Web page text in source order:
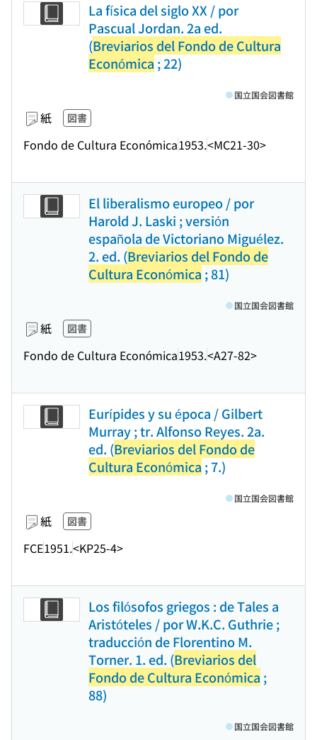
La física del siglo XX / por
Pascual Jordan. 2a ed.
(Breviarios del Fondo de Cultura
Económica ; 22)
紙 図書
Fondo de Cultura Económica1953.<MC21-30>
国立国会図書館
El liberalismo europeo / por
Harold J. Laski ; versión
española de Victoriano Miguélez.
2. ed. (Breviarios del Fondo de
Cultura Económica ; 81)
紙 図書
Fondo de Cultura Económica1953.<A27-82>
国立国会図書館
Eurípides y su época / Gilbert
Murray ; tr. Alfonso Reyes. 2a.
ed. (Breviarios del Fondo de
Cultura Económica ; 7.)
紙 図書
FCE1951.<KP25-4>
国立国会図書館
Los filósofos griegos : de Tales a
Aristóteles / por W.K.C. Guthrie ;
traducción de Florentino M.
Torner. 1. ed. (Breviarios del
Fondo de Cultura Económica ;
88)
国立国会図書館